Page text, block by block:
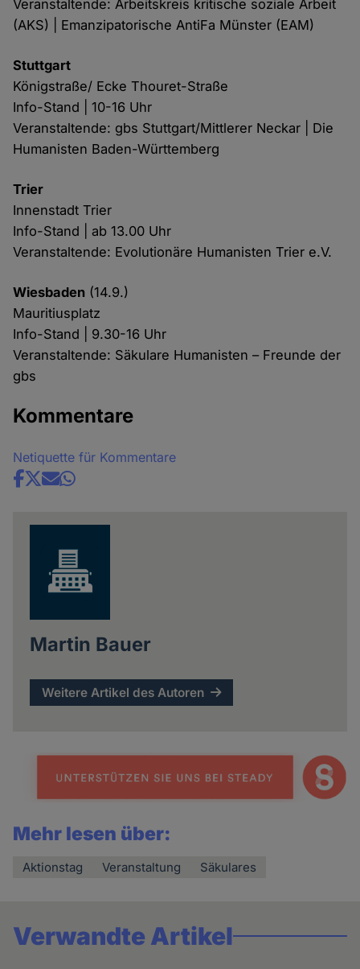
Veranstaltende: Arbeitskreis kritische soziale Arbeit
(AKS) | Emanzipatorische AntiFa Münster (EAM)
Stuttgart
Königstraße/ Ecke Thouret-Straße
Info-Stand | 10-16 Uhr
Veranstaltende: gbs Stuttgart/Mittlerer Neckar | Die
Humanisten Baden-Württemberg
Trier
Innenstadt Trier
Info-Stand | ab 13.00 Uhr
Veranstaltende: Evolutionäre Humanisten Trier e.V.
Wiesbaden (14.9.)
Mauritiusplatz
Info-Stand | 9.30-16 Uhr
Veranstaltende: Säkulare Humanisten – Freunde der
gbs
Kommentare
Netiquette für Kommentare
Share
Martin Bauer
Weitere Artikel des Autoren
Mehr lesen über:
Aktionstag Veranstaltung Säkulares
Verwandte Artikel